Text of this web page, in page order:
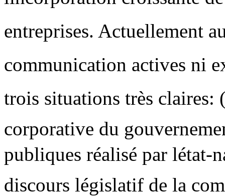
entreprises. Actuellement
communication actives ni
trois situations très claires:
corporative du
publiques réalisé par létat-
discours législatif de la